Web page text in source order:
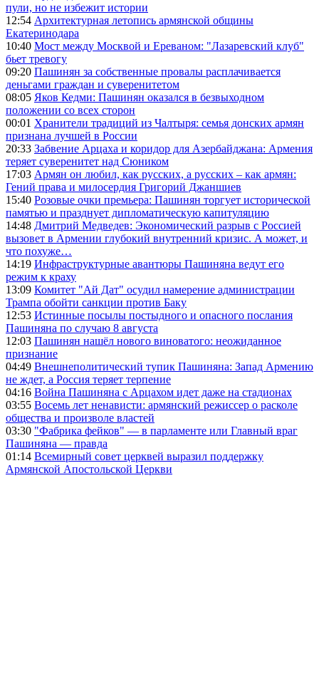
пули, но не избежит истории
12:54 Архитектурная летопись армянской общины
Екатеринодара
10:40 Мост между Москвой и Ереваном: "Лазаревский клуб"
бьет тревогу
09:20 Пашинян за собственные провалы расплачивается
деньгами граждан и суверенитетом
08:05 Яков Кедми: Пашинян оказался в безвыходном
положении со всех сторон
00:01 Хранители традиций из Чалтыря: семья донских армян
признана лучшей в России
20:33 Забвение Арцаха и коридор для Азербайджана: Армения
теряет суверенитет над Сюником
17:03 Армян он любил, как русских, а русских – как армян:
Гений права и милосердия Григорий Джаншиев
15:40 Розовые очки премьера: Пашинян торгует исторической
памятью и празднует дипломатическую капитуляцию
14:48 Дмитрий Медведев: Экономический разрыв с Россией
вызовет в Армении глубокий внутренний кризис. А может, и
что похуже…
14:19 Инфраструктурные авантюры Пашиняна ведут его
режим к краху
13:09 Комитет "Ай Дат" осудил намерение администрации
Трампа обойти санкции против Баку
12:53 Истинные посылы постыдного и опасного послания
Пашиняна по случаю 8 августа
12:03 Пашинян нашёл нового виноватого: неожиданное
признание
04:49 Внешнеполитический тупик Пашиняна: Запад Армению
не ждет, а Россия теряет терпение
04:16 Война Пашиняна с Арцахом идет даже на стадионах
03:55 Восемь лет ненависти: армянский режиссер о расколе
общества и произволе властей
03:30 "Фабрика фейков" — в парламенте или Главный враг
Пашиняна — правда
01:14 Всемирный совет церквей выразил поддержку
Армянской Апостольской Церкви